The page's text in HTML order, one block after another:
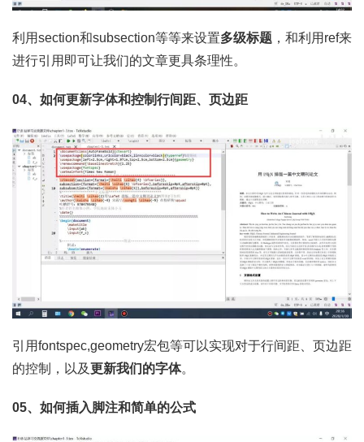
利用section和subsection等等来设置多级标题 ，和利用ref来
进行引用即可让我们的文章更具条理性。
04、如何更新字体和控制行间距、页边距
引用fontspec,geometry宏包等可以实现对于行间距、页边距
的控制，以及更新我们的字体。
05、如何插入脚注和简单的公式